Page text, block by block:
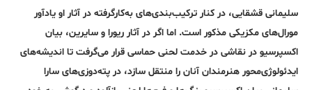
سلیمانی قشقایی، در کنار ترکیب‌بندی‌های به‌کارگرفته در آثار او یادآور
مورال‌های مکزیکی‌ مذکور است. اما اگر در آثار ریورا و سایرین، بیان
اکسپرسیو در نقاشی در خدمت لحنی حماسی قرار می‌گرفت تا اندیشه‌های
ایدئولوژی‌محور هنرمندان آنان را منتقل سازد، در پته‌دوزی‌های سارا